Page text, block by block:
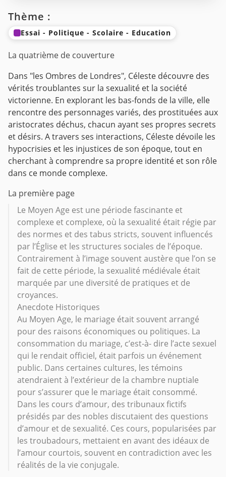
Thème :
Essai - Politique - Scolaire - Education
La quatrième de couverture
Dans "les Ombres de Londres", Céleste découvre des
vérités troublantes sur la sexualité et la société
victorienne. En explorant les bas-fonds de la ville, elle
rencontre des personnages variés, des prostituées aux
aristocrates déchus, chacun ayant ses propres secrets
et désirs. A travers ses interactions, Céleste dévoile les
hypocrisies et les injustices de son époque, tout en
cherchant à comprendre sa propre identité et son rôle
dans ce monde complexe.
La première page
Le Moyen Age est une période fascinante et
complexe et complexe, où la sexualité était régie par
des normes et des tabus stricts, souvent influencés
par l’Église et les structures sociales de l’époque.
Contrairement à l’image souvent austère que l’on se
fait de cette période, la sexualité médiévale était
marquée par une diversité de pratiques et de
croyances.
Anecdote Historiques
Au Moyen Age, le mariage était souvent arrangé
pour des raisons économiques ou politiques. La
consommation du mariage, c’est-à- dire l’acte sexuel
qui le rendait officiel, était parfois un événement
public. Dans certaines cultures, les témoins
atendraient à l’extérieur de la chambre nuptiale
pour s’assurer que le mariage était consommé.
Dans les cours d’amour, des tribunaux fictifs
présidés par des nobles discutaient des questions
d’amour et de sexualité. Ces cours, popularisées par
les troubadours, mettaient en avant des idéaux de
l’amour courtois, souvent en contradiction avec les
réalités de la vie conjugale.